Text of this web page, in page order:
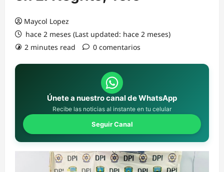
Maycol Lopez
hace 2 meses (Last updated: hace 2 meses)
2 minutes read
0 comentarios
Únete a nuestro canal de WhatsApp
Recibe las noticias al instante en tu celular
Seguir Canal